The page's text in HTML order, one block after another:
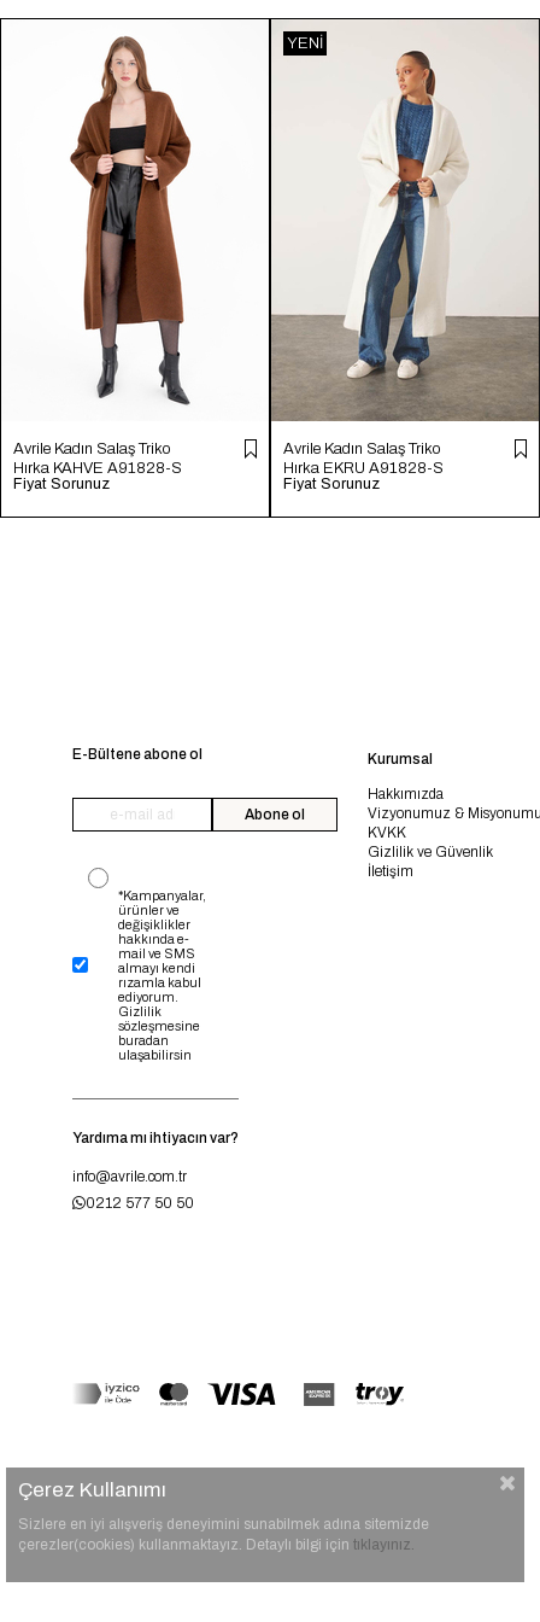
Avrile Kadın Salaş Triko
Hırka KAHVE A91828-S
Fiyat Sorunuz
Avrile Kadın Salaş Triko
Hırka EKRU A91828-S
Fiyat Sorunuz
YENI
E-Bültene abone ol
Abone ol
*Kampanyalar,
ürünler ve
değişiklikler
hakkında e-
mail ve SMS
almayı kendi
rızamla kabul
ediyorum.
Gizlilik
sözleşmesine
buradan
ulaşabilirsin
Yardıma mı ihtiyacın var?
info@avrile.com.tr
0212 577 50 50
Kurumsal
Hakkımızda
Vizyonumuz &
KVKK
Gizlilik ve Güvenlik
İletişim
Çerez Kullanımı
Sizlere en iyi alışveriş deneyimini sunabilmek adına sitemizde
çerezler(cookies) kullanmaktayız. Detaylı bilgi için tıklayınız.